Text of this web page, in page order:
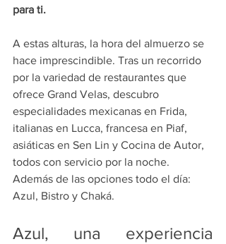
para ti.
A estas alturas, la hora del almuerzo se
hace imprescindible. Tras un recorrido
por la variedad de restaurantes que
ofrece Grand Velas, descubro
especialidades mexicanas en Frida,
italianas en Lucca, francesa en Piaf,
asiáticas en Sen Lin y Cocina de Autor,
todos con servicio por la noche.
Además de las opciones todo el día:
Azul, Bistro y Chaká.
Azul, una experiencia